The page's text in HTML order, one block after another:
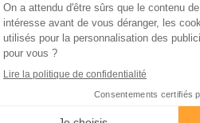
à neutraliser l'accumulation d'acide
musculaire, permettant ainsi
expérience gustative agréable en